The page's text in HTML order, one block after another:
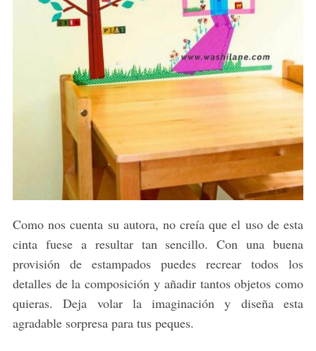
Como nos cuenta su autora, no creía que el uso de esta
cinta fuese a resultar tan sencillo. Con una buena
provisión de estampados puedes recrear todos los
detalles de la composición y añadir tantos objetos como
quieras. Deja volar la imaginación y diseña esta
agradable sorpresa para tus peques.